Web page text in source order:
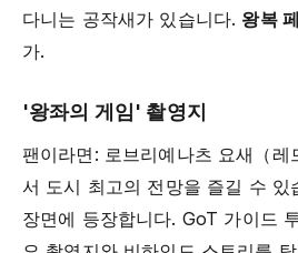
다니는 공작새가 있습니다. 왕복
가.
'왕좌의 게임' 촬영지
팬이라면: 로브리예나츠 요새（레
서 도시 최고의 전망을 즐길 수 있
장면에 등장합니다. GoT 가이드